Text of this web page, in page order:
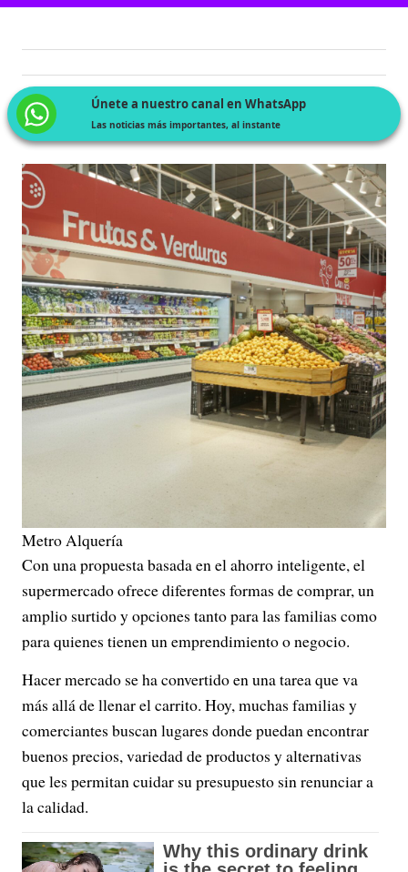
Únete a nuestro canal en WhatsApp
Las noticias más importantes, al instante
Metro Alquería
Con una propuesta basada en el ahorro inteligente, el
supermercado ofrece diferentes formas de comprar, un
amplio surtido y opciones tanto para las familias como
para quienes tienen un emprendimiento o negocio.
Hacer mercado se ha convertido en una tarea que va
más allá de llenar el carrito. Hoy, muchas familias y
comerciantes buscan lugares donde puedan encontrar
buenos precios, variedad de productos y alternativas
que les permitan cuidar su presupuesto sin renunciar a
la calidad.